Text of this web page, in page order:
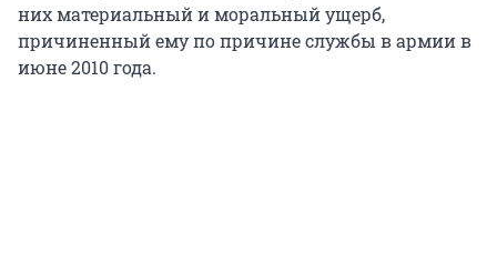
них материальный и моральный ущерб,
причиненный ему по причине службы в армии в
июне 2010 года.